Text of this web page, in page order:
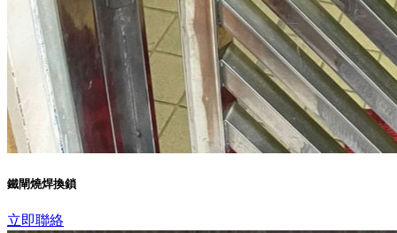
鐵閘燒焊換鎖
立即聯絡